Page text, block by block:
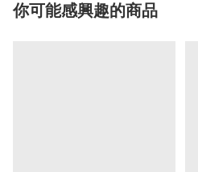
你可能感興趣的商品